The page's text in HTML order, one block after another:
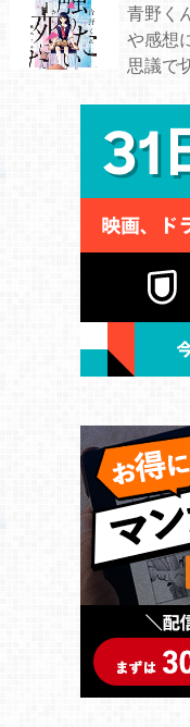
青野く
や感想
思議で